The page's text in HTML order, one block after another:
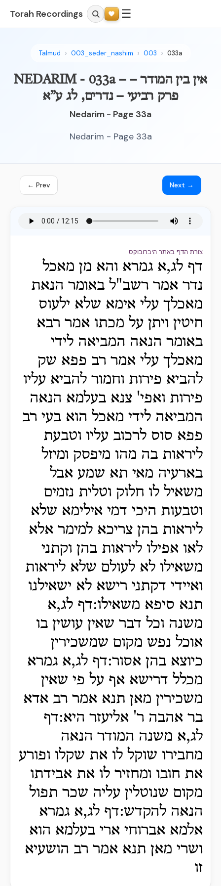
Torah Recordings ☰
Talmud 003_seder_nashim 003 033a
NEDARIM - 033a – אין בין המודר –
פרק רביעי – נדרים, לג ע”א
Nedarim - Page 33a
Nedarim - Page 33a
← Prev Next →
צורת הדף באתר היברובוקס
דף לג,א גמרא והא מן מאכל
נדר אמר רשב"ל באומר הנאת
מאכלך עלי אימא שלא ילעוס
חיטין ויתן על מכתו אמר רבא
באומר הנאה המביאה לידי
מאכלך עלי אמר רב פפא שק
להביא פירות וחמור להביא עליו
פירות ואפי' צנא בעלמא הנאה
המביאה לידי מאכל הוא בעי רב
פפא סוס לרכוב עליו וטבעת
ליראות בה מהו מיפסק ומיזל
בארעיה מאי תא שמע אבל
משאיל לו חלוק וטלית נזמים
וטבעות היכי דמי אילימא שלא
ליראות בהן צריכא למימר אלא
לאו אפילו ליראות בהן וקתני
משאילו לא לעולם שלא ליראות
ואיידי דקתני רישא לא ישאילנו
תנא סיפא משאילו:דף לג,א
משנה וכל דבר שאין עושין בו
אוכל נפש מקום שמשכירין
כיוצא בהן אסור:דף לג,א גמרא
מכלל דרישא אף על פי שאין
משכירין מאן תנא אמר רב אדא
בר אהבה ר' אליעזר היא:דף
לג,א משנה המודר הנאה
מחבירו שוקל לו את שקלו ופורע
את חובו ומחזיר לו את אבידתו
מקום שנוטלין עליה שכר תפול
הנאה להקדש:דף לג,א גמרא
אלמא אברוחי ארי בעלמא הוא
ושרי מאן תנא אמר רב הושעיא
זו